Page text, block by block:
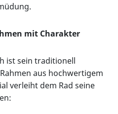
mit Charakter
ist sein traditionell
aus hochwertigem
verleiht dem Rad seine